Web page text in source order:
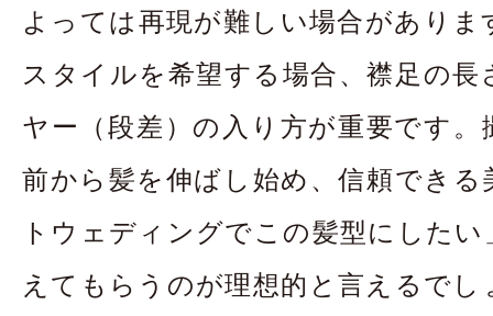
よっては再現が難しい場合があり
スタイルを希望する場合、襟足の
ヤー（段差）の入り方が重要です。
前から髪を伸ばし始め、信頼できる
トウェディングでこの髪型にした
えてもらうのが理想的と言えるで